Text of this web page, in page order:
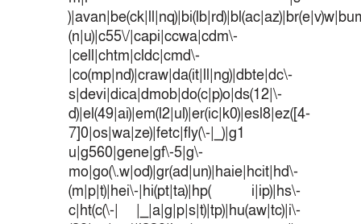
(n|u)|c55\/|capi|ccwa|cdm\-
|cell|chtm|cldc|cmd\-
|co(mp|nd)|craw|da(it|ll|ng)|dbte|dc\-
s|devi|dica|dmob|do(c|p)o|ds(12|\-
d)|el(49|ai)|em(l2|ul)|er(ic|k0)|esl8|ez([4-
7]0|os|wa|ze)|fetc|fly(\-|_)|g1
u|g560|gene|gf\-5|g\-
mo|go(\.w|od)|gr(ad|un)|haie|hcit|hd\-
(m|p|t)|hei\-|hi(pt|ta)|hp( i|ip)|hs\-
c|ht(c(\-| |_|a|g|p|s|t)|tp)|hu(aw|tc)|i\-